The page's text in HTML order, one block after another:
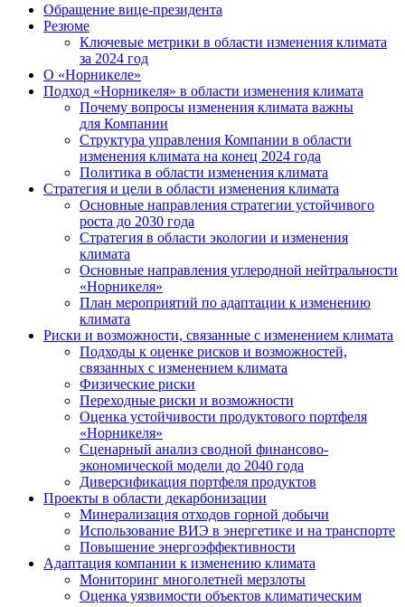
Обращение вице-президента
Резюме
Ключевые метрики в области изменения климата
за 2024 год
О «Норникеле»
Подход «Норникеля» в области изменения климата
Почему вопросы изменения климата важны
для Компании
Структура управления Компании в области
изменения климата на конец 2024 года
Политика в области изменения климата
Стратегия и цели в области изменения климата
Основные направления стратегии устойчивого
роста до 2030 года
Стратегия в области экологии и изменения
климата
Основные направления углеродной нейтральности
«Норникеля»
План мероприятий по адаптации к изменению
климата
Риски и возможности, связанные с изменением климата
Подходы к оценке рисков и возможностей,
связанных с изменением климата
Физические риски
Переходные риски и возможности
Оценка устойчивости продуктового портфеля
«Норникеля»
Сценарный анализ сводной финансово-
экономической модели до 2040 года
Диверсификация портфеля продуктов
Проекты в области декарбонизации
Минерализация отходов горной добычи
Использование ВИЭ в энергетике и на транспорте
Повышение энергоэффективности
Адаптация компании к изменению климата
Мониторинг многолетней мерзлоты
Оценка уязвимости объектов климатическим